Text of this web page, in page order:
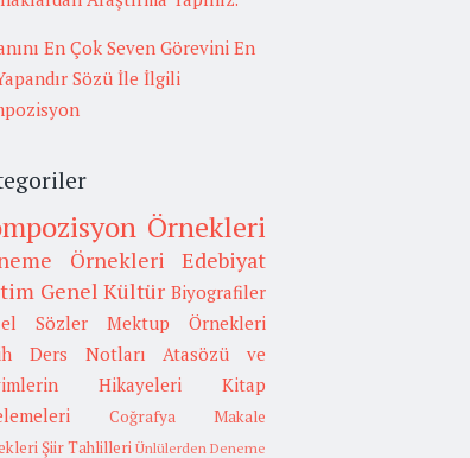
En Çok Seven Görevini En
Sözü İle İlgili
Örnekleri
Örnekleri
Edebiyat
Genel Kültür Biyografiler
Sözler
Mektup Örnekleri
Ders Notları
Atasözü ve
Hikayeleri
Kitap
Coğrafya
Makale
Şiir Tahlilleri Ünlülerden Deneme